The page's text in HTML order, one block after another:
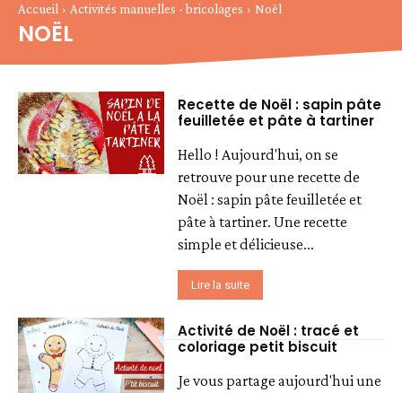
Accueil Activités manuelles - bricolages Noël
NOËL
Recette de Noël : sapin pâte
feuilletée et pâte à tartiner
Hello ! Aujourd'hui, on se
retrouve pour une recette de
Noël : sapin pâte feuilletée et
pâte à tartiner. Une recette
simple et délicieuse...
Lire la suite
Activité de Noël : tracé et
coloriage petit biscuit
Je vous partage aujourd'hui une